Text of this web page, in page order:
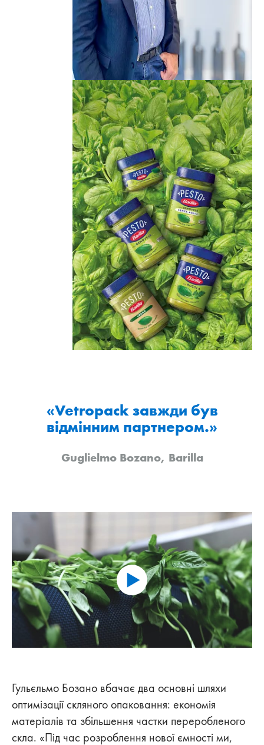
«Vetropack завжди був
відмінним партнером.»
Guglielmo Bozano, Barilla
Гульєльмо Бозано вбачає два основні шляхи
оптимізації скляного опаковання: економія
матеріалів та збільшення частки переробленого
скла. «Під час розроблення нової ємності ми,